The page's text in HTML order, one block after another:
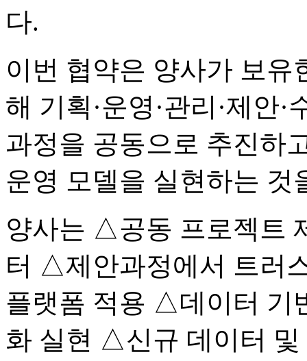
다.
이번 협약은 양사가 보유
해 기획·운영·관리·제안
과정을 공동으로 추진하
운영 모델을 실현하는 것
양사는 △공동 프로젝트
터 △제안과정에서 트러
플랫폼 적용 △데이터 기
화 실현 △신규 데이터 및